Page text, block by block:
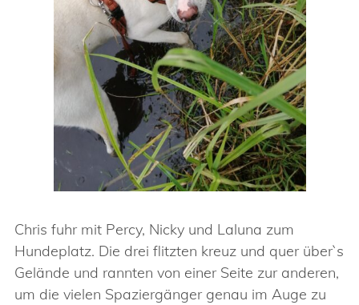
Chris fuhr mit Percy, Nicky und Laluna zum
Hundeplatz. Die drei flitzten kreuz und quer über`s
Gelände und rannten von einer Seite zur anderen,
um die vielen Spaziergänger genau im Auge zu